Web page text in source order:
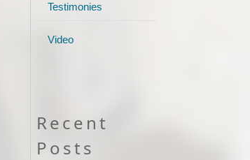
Testimonies
Video
Recent
Posts